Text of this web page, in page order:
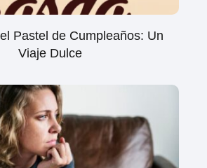
Pastel de Cumpleaños: Un
Viaje Dulce